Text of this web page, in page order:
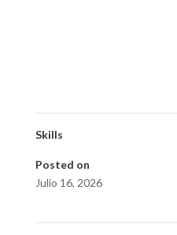
Skills
Posted on
Julio 16, 2026